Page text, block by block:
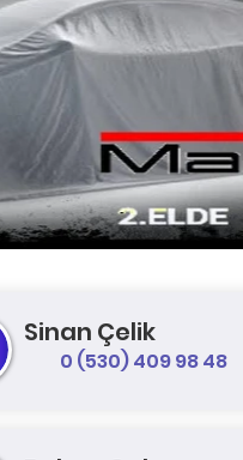
Sinan Çelik
0 (530) 409 98 48